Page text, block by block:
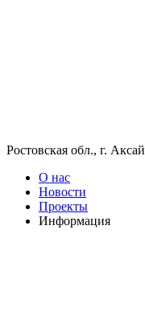
Ростовская обл., г. Аксай
О нас
Новости
Проекты
Информация